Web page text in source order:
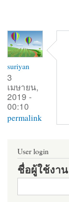
suriyan
3
เมษายน,
2019 -
00:10
permalink
User login
ชื่อผู้ใช้งาน